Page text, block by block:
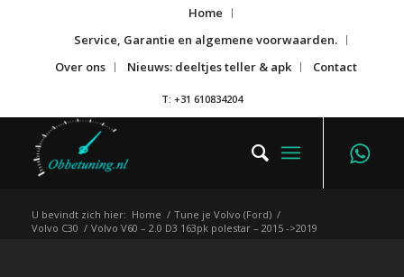
Home
Service, Garantie en algemene voorwaarden.
Over ons
Nieuws: deeltjes teller & apk Contact
T: +31 610834204
U bevindt zich hier: Home / Tune je Volvo (Ford) /
Volvo C30 / Volvo V60 – 2.0 D3 163pk polestar – 2015 ->2019